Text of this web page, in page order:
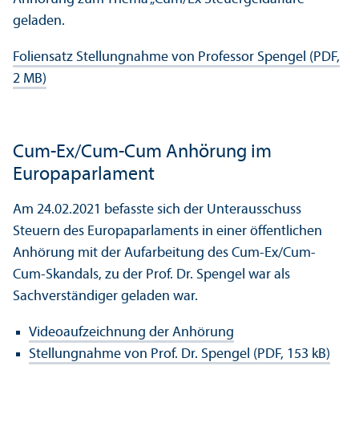
geladen.
Foliensatz Stellungnahme von Professor Spengel (PDF,
2 MB)
Cum-Ex/Cum-Cum Anhörung im
Europaparlament
Am 24.02.2021 befasste sich der Unter­ausschuss
Steuern des Europaparlaments in einer öffentlichen
Anhörung mit der Aufarbeitung des Cum-Ex/Cum-
Cum-Skandals, zu der Prof. Dr. Spengel war als
Sachverständiger geladen war.
Videoaufzeichnung der Anhörung
Stellungnahme von Prof. Dr. Spengel (PDF, 153 kB)